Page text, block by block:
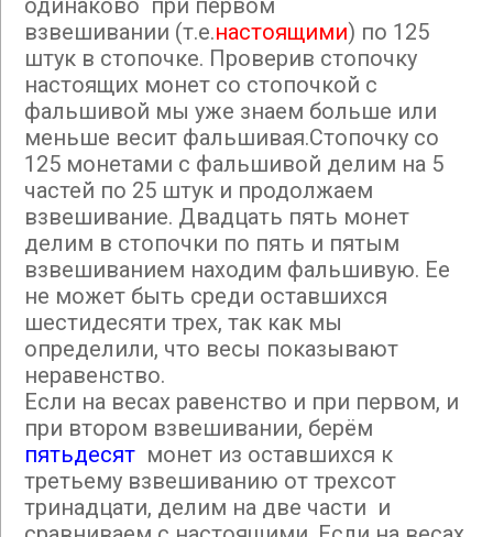
одинаково при первом
взвешивании (т.е.настоящими) по 125
штук в стопочке. Проверив стопочку
настоящих монет со стопочкой с
фальшивой мы уже знаем больше или
меньше весит фальшивая.Стопочку со
125 монетами с фальшивой делим на 5
частей по 25 штук и продолжаем
взвешивание. Двадцать пять монет
делим в стопочки по пять и пятым
взвешиванием находим фальшивую. Ее
не может быть среди оставшихся
шестидесяти трех, так как мы
определили, что весы показывают
неравенство.
Если на весах равенство и при первом, и
при втором взвешивании, берём
пятьдесят монет из оставшихся к
третьему взвешиванию от трехсот
тринадцати, делим на две части и